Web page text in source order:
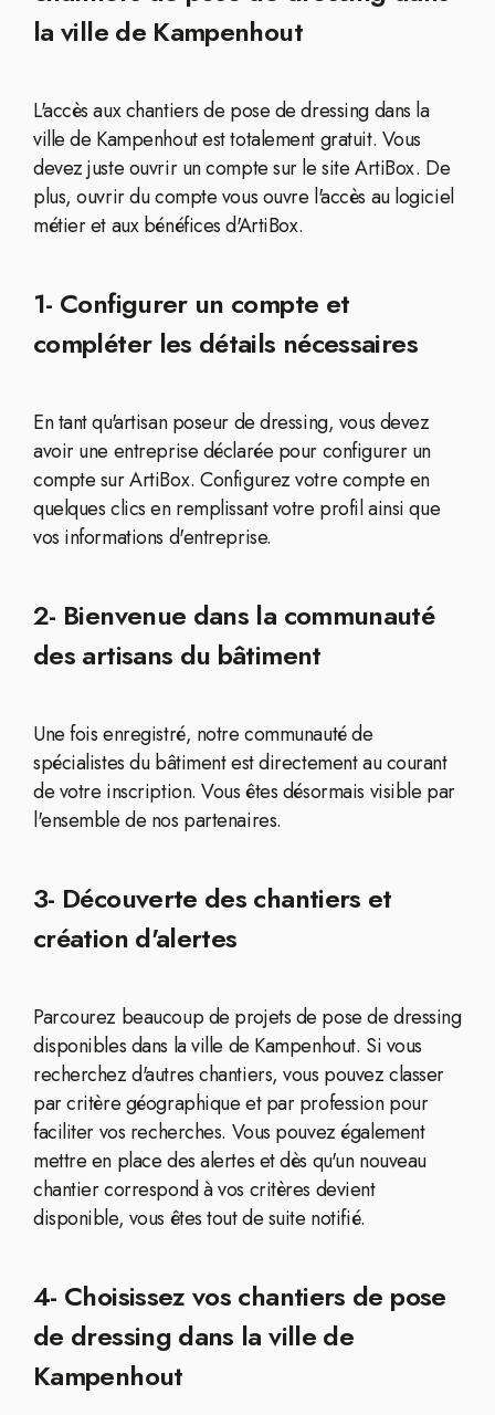
la ville de Kampenhout
L'accès aux chantiers de pose de dressing dans la
ville de Kampenhout est totalement gratuit. Vous
devez juste ouvrir un compte sur le site ArtiBox. De
plus, ouvrir du compte vous ouvre l'accès au logiciel
métier et aux bénéfices d'ArtiBox.
1- Configurer un compte et
compléter les détails nécessaires
En tant qu'artisan poseur de dressing, vous devez
avoir une entreprise déclarée pour configurer un
compte sur ArtiBox. Configurez votre compte en
quelques clics en remplissant votre profil ainsi que
vos informations d'entreprise.
2- Bienvenue dans la communauté
des artisans du bâtiment
Une fois enregistré, notre communauté de
spécialistes du bâtiment est directement au courant
de votre inscription. Vous êtes désormais visible par
l'ensemble de nos partenaires.
3- Découverte des chantiers et
création d'alertes
Parcourez beaucoup de projets de pose de dressing
disponibles dans la ville de Kampenhout. Si vous
recherchez d'autres chantiers, vous pouvez classer
par critère géographique et par profession pour
faciliter vos recherches. Vous pouvez également
mettre en place des alertes et dès qu'un nouveau
chantier correspond à vos critères devient
disponible, vous êtes tout de suite notifié.
4- Choisissez vos chantiers de pose
de dressing dans la ville de
Kampenhout